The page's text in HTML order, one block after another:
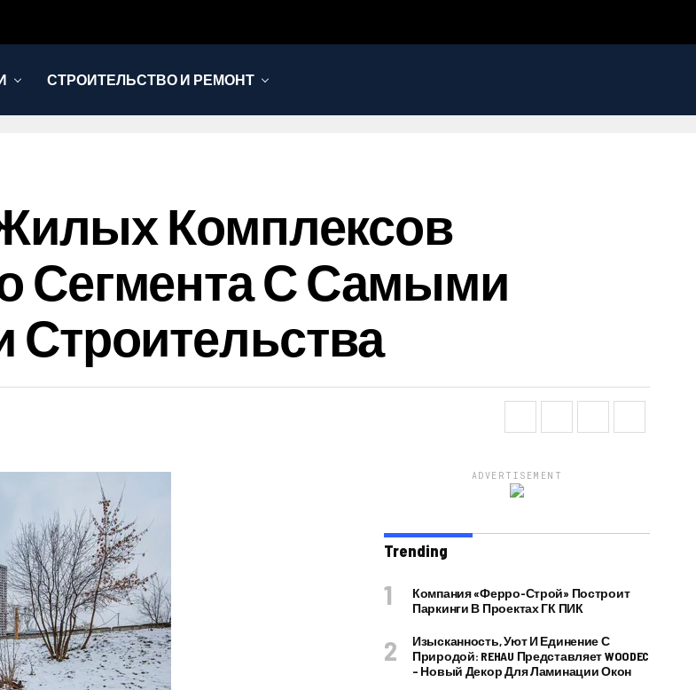
СТРОИТЕЛЬСТВО И РЕМОНТ
Комплексов
Сегмента С Самыми
ADVERTISEMENT
Trending
Компания «Ферро-Строй» Построит
Паркинги В Проектах ГК ПИК
Изысканность, Уют И Единение С
Природой: REHAU Представляет WOODEC
– Новый Декор Для Ламинации Окон